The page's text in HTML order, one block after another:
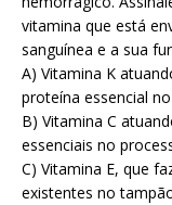
vitamina que está
sanguínea e a sua
A) Vitamina K
proteína essencial
B) Vitamina C
essenciais no
C) Vitamina E, que
existentes no